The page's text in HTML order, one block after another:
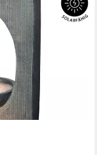
Beleuchtung, ca. 45